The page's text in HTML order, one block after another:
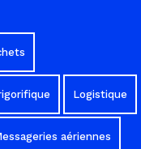
Logistique
aériennes